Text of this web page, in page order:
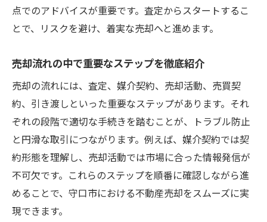
点でのアドバイスが重要です。査定からスタートするこ
とで、リスクを避け、着実な売却へと進めます。
売却流れの中で重要なステップを徹底紹介
売却の流れには、査定、媒介契約、売却活動、売買契
約、引き渡しといった重要なステップがあります。それ
ぞれの段階で適切な手続きを踏むことが、トラブル防止
と円滑な取引につながります。例えば、媒介契約では契
約形態を理解し、売却活動では市場に合った情報発信が
不可欠です。これらのステップを順番に確認しながら進
めることで、守口市における不動産売却をスムーズに実
現できます。